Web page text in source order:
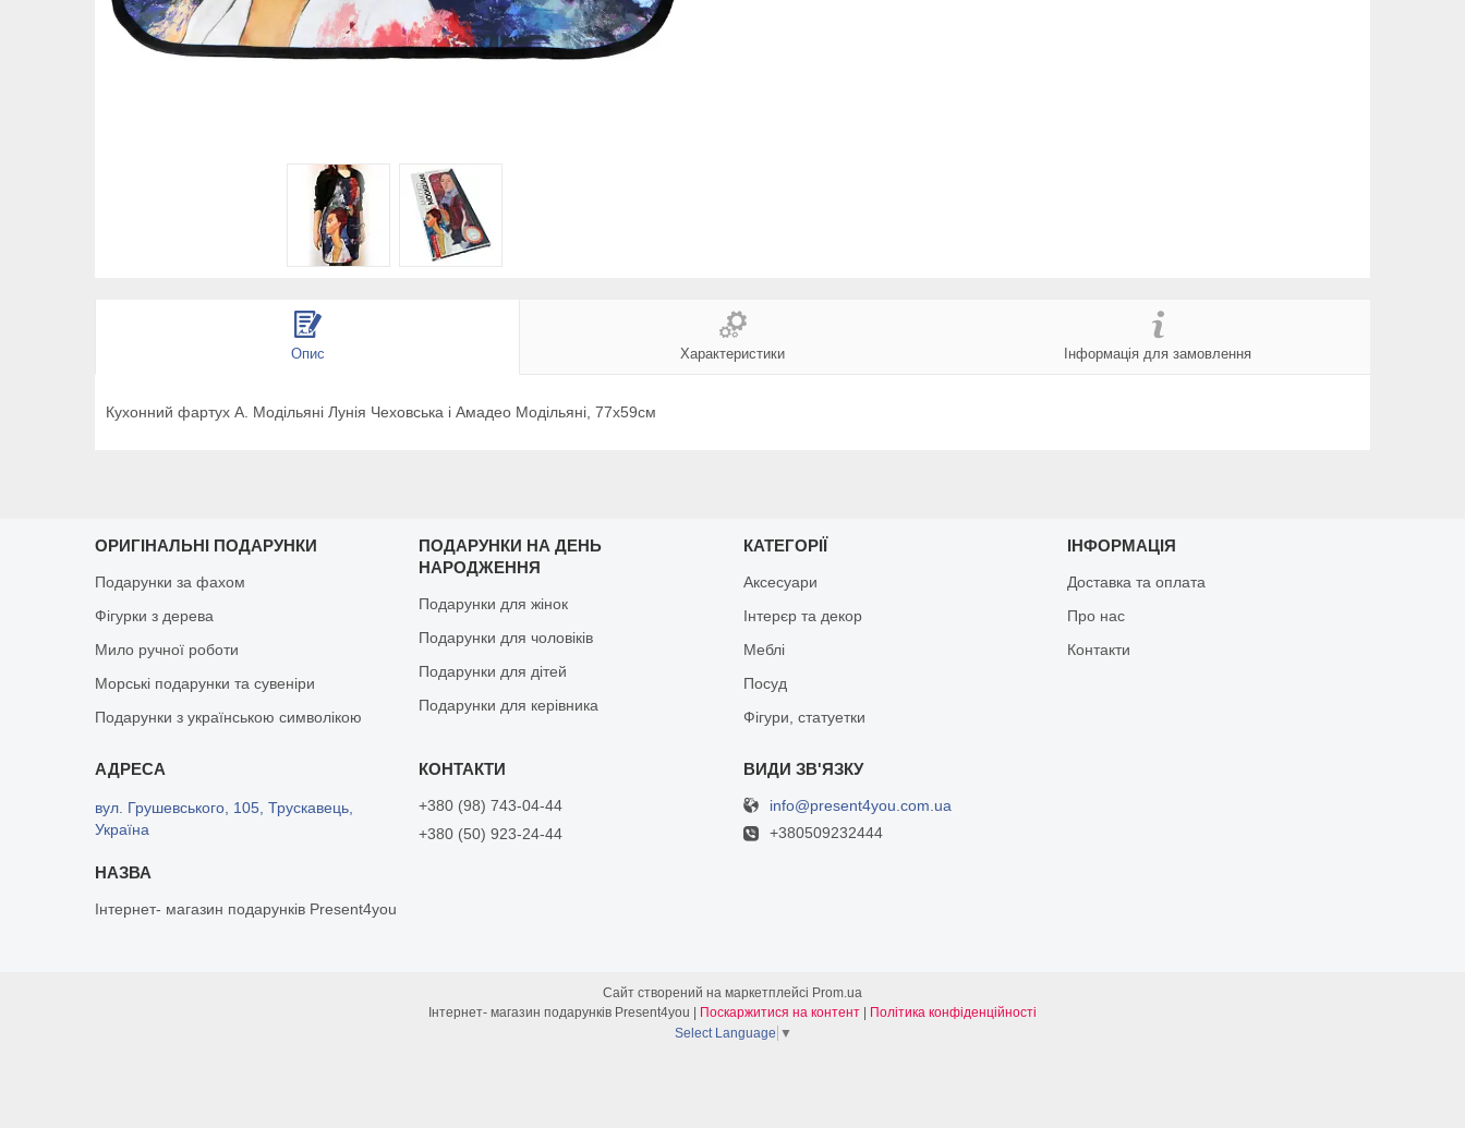
Опис Характеристики Інформація для замовлення
Кухонний фартух А. Модільяні Лунія Чеховська і Амадео Модільяні, 77х59см
ОРИГІНАЛЬНІ ПОДАРУНКИ
Подарунки за фахом
Фігурки з дерева
Мило ручної роботи
Морські подарунки та сувеніри
Подарунки з українською символікою
ПОДАРУНКИ НА ДЕНЬ
НАРОДЖЕННЯ
Подарунки для жінок
Подарунки для чоловіків
Подарунки для дітей
Подарунки для керівника
КАТЕГОРІЇ
Аксесуари
Інтерєр та декор
Меблі
Посуд
Фігури, статуетки
ІНФОРМАЦІЯ
Доставка та оплата
Про нас
Контакти
вул. Грушевського, 105, Трускавець,
Україна
Інтернет- магазин подарунків Present4you
+380 (98) 743-04-44
+380 (50) 923-24-44
info@present4you.com.ua
+380509232444
Сайт створений на маркетплейсі Prom.ua
Поскаржитися на контент
Політика конфіденційності
Select Language ▼